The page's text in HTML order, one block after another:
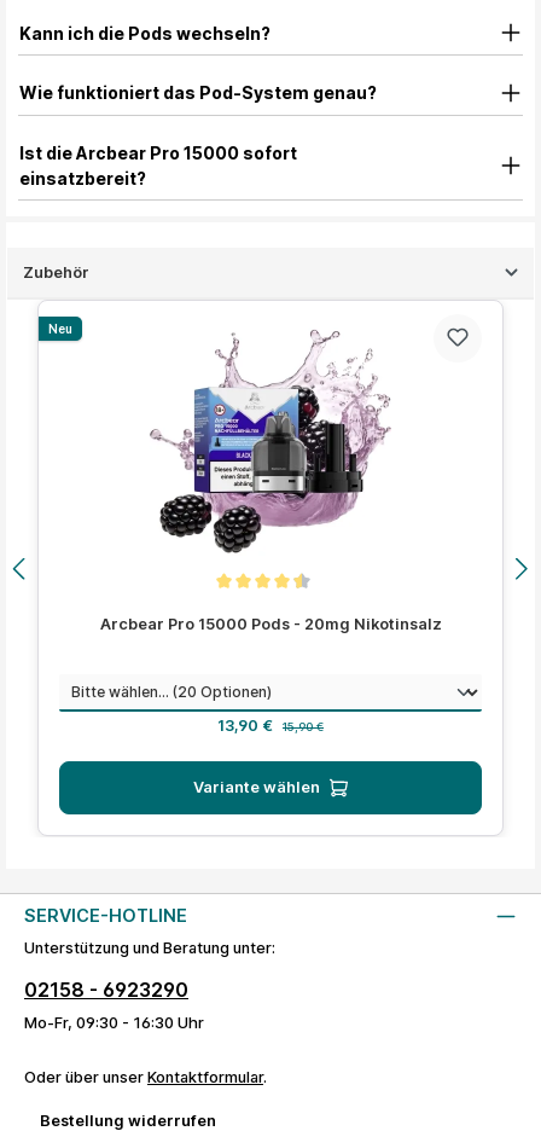
Kann ich die Pods wechseln?
Wie funktioniert das Pod-System genau?
Ist die Arcbear Pro 15000 sofort
einsatzbereit?
Zubehör
Produktgalerie überspringen
Neu
Arcbear Pro 15000 Pods - 20mg Nikotinsalz
Geschmackauswählen
Verkaufspreis:
13,90 € 15,90 €
Variante wählen
SERVICE-HOTLINE
Unterstützung und Beratung unter:
02158 - 6923290
Mo-Fr, 09:30 - 16:30 Uhr
Oder über unser Kontaktformular.
Bestellung widerrufen